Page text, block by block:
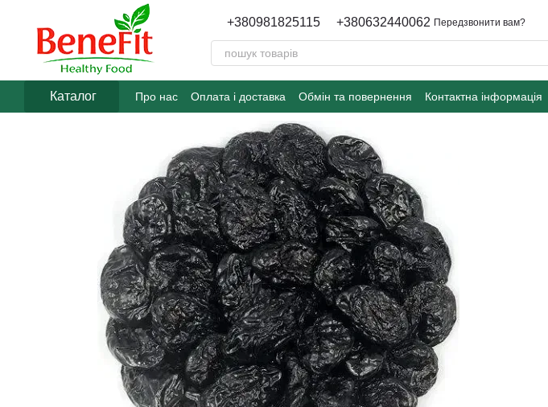
Перейти до основного контенту
+380981825115 +380632440062 Передзвонити вам?
Каталог Про нас Оплата і доставка Обмін та повернення Контактна інформація